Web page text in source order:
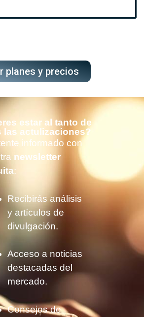
planes y precios
estar al tanto de
las actulizaciones?
informado con
newsletter
:
Recibirás análisis
y artículos de
divulgación.
Acceso a noticias
destacadas del
mercado.
Consejos de